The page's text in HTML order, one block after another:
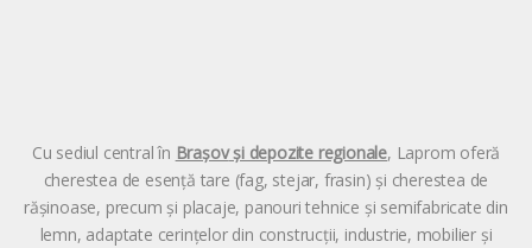
Cu sediul central în Brașovși depozite regionale, Laprom oferă
cherestea de esență tare (fag, stejar, frasin) și cherestea de
rășinoase, precum și placaje, panouri tehnice și semifabricate din
lemn, adaptate cerințelor din construcții, industrie, mobilier și